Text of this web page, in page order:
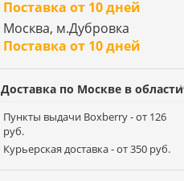
Поставка от 10 дней
Москва, м.Дубровка
Поставка от 10 дней
Доставка по Москве в области
Пункты выдачи Boxberry - от 126
руб.
Курьерская доставка - от 350 руб.